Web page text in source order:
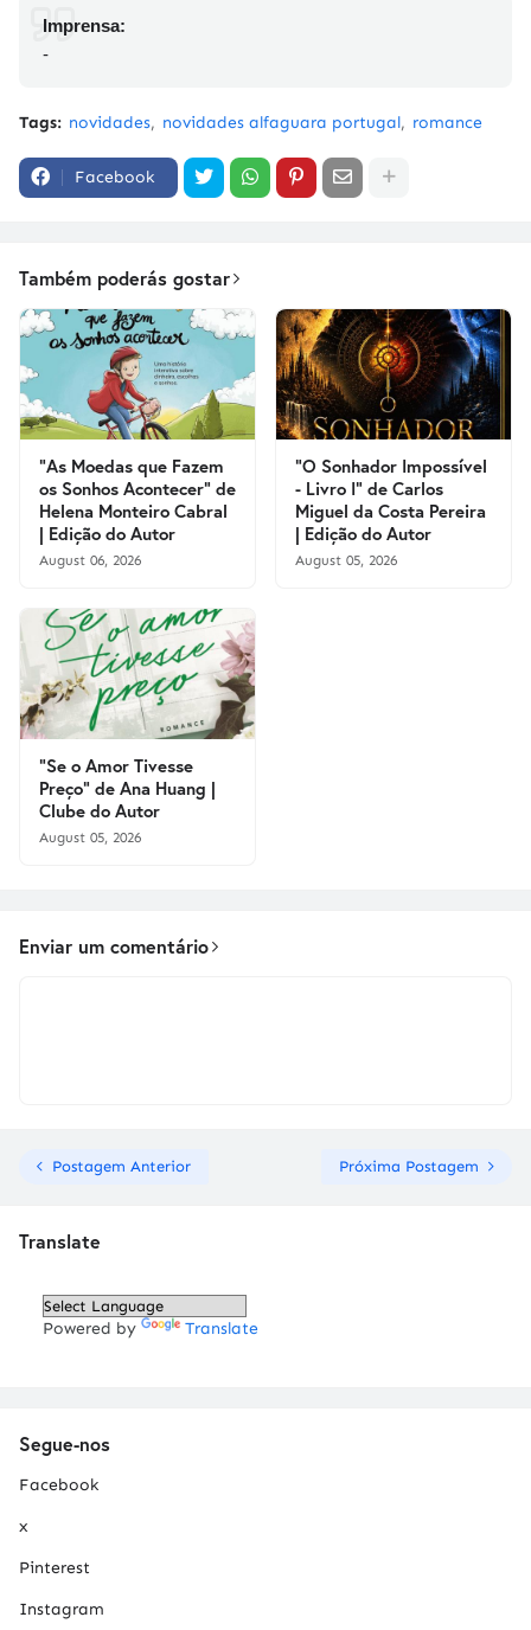
Imprensa:
-
Tags: novidades novidades alfaguara portugal romance
Facebook
Também poderás gostar
"As Moedas que Fazem
os Sonhos Acontecer" de
Helena Monteiro Cabral
| Edição do Autor
August 06, 2026
"O Sonhador Impossível
- Livro I" de Carlos
Miguel da Costa Pereira
| Edição do Autor
August 05, 2026
"Se o Amor Tivesse
Preço" de Ana Huang |
Clube do Autor
August 05, 2026
Enviar um comentário
Postagem Anterior Próxima Postagem
Translate
Powered by Translate
Segue-nos
Facebook
x
Pinterest
Instagram